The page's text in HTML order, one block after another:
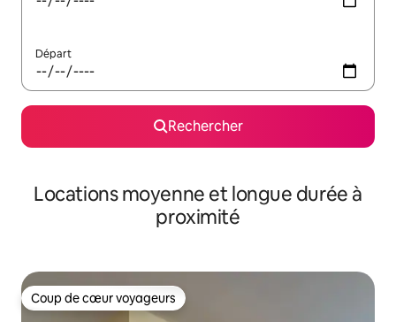
Départ
Rechercher
Locations moyenne et longue durée à
proximité
Coup de cœur voyageurs
Coup de cœur voyageurs